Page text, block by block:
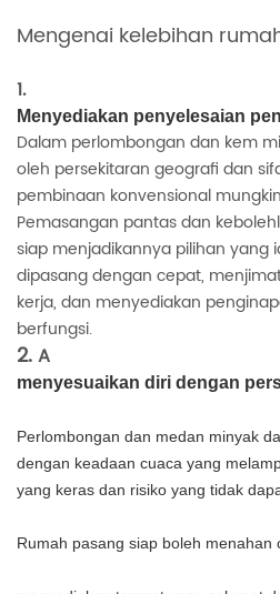
Mengenai kelebihan
1.
Dalam perlombongan dan kem
oleh persekitaran geografi dan
pembinaan konvensional
Pemasangan pantas dan
siap menjadikannya pilihan yang
dipasang dengan cepat,
kerja, dan menyediakan
berfungsi.
2.A
Perlombongan dan medan minyak
dengan keadaan cuaca yang